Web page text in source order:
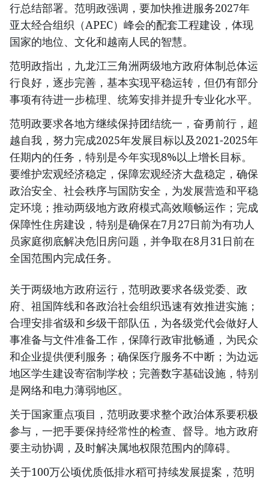
行总结部署。范明政强调，要加快推进服务2027年
亚太经合组织（APEC）峰会的配套工程建设，体现
国家的地位、文化和越南人民的智慧。
范明政指出，九龙江三角洲两级地方政府体制总体运
行良好，逐步完善，基本实现平稳运转，但仍有部分
事项有待进一步梳理、统筹安排并提升专业化水平。
范明政要求各地方继续保持团结统一，奋勇前行，超
越自我，努力完成2025年发展目标以及2021-2025年
任期内的任务，特别是今年实现8%以上增长目标。
要维护宏观经济稳定，保障宏观经济大盘稳定，确保
政治安全、社会秩序与国防安全，为发展营造和平稳
定环境；推动两级地方政府模式高效顺畅运作；完成
保障性住房建设，特别是确保在7月27日前为有功人
员家庭彻底解决危旧房问题，并争取在8月31日前在
全国范围内完成任务。
关于两级地方政府运行，范明政要求各级党委、政
府、祖国阵线和各政治社会组织迅速有效推进实施；
合理安排省级和乡级干部队伍，为各级党代会做好人
事准备与文件准备工作，保障行政审批畅通，为民众
和企业提供便利服务；确保医疗服务不中断；为边远
地区学生建设寄宿制学校；完善数字基础设施，特别
是网络和电力薄弱地区。
关于国家重点项目，范明政要求整个政治体系要积极
参与，一把手要保持经常性的检查、督导。地方政府
要主动协调，及时解决属地权限范围内的障碍。
关于100万公顷优质低排水稻可持续发展提案，范明